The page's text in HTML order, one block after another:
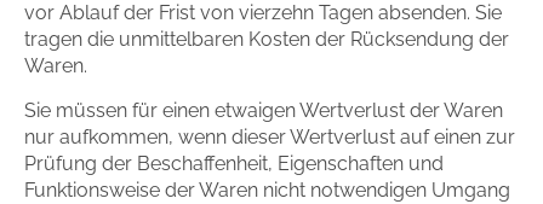
vor Ablauf der Frist von vierzehn Tagen absenden. Sie
tragen die unmittelbaren Kosten der Rücksendung der
Waren.
Sie müssen für einen etwaigen Wertverlust der Waren
nur aufkommen, wenn dieser Wertverlust auf einen zur
Prüfung der Beschaffenheit, Eigenschaften und
Funktionsweise der Waren nicht notwendigen Umgang